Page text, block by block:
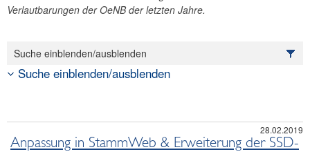
Newsarchiv
Verlautbarungen der OeNB der letzten Jahre.
Suche einblenden/ausblenden
Suche einblenden/ausblenden
28.02.2019
Anpassung in StammWeb & Erweiterung der SSD-